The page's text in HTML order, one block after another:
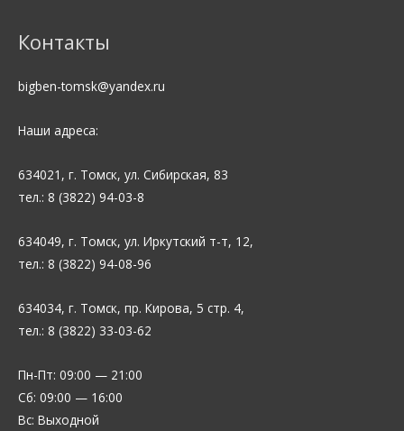
Контакты
bigben-tomsk@yandex.ru
Наши адреса:
634021, г. Томск, ул. Сибирская, 83
тел.: 8 (3822) 94-03-8
634049, г. Томск, ул. Иркутский т-т, 12,
тел.: 8 (3822) 94-08-96
634034, г. Томск, пр. Кирова, 5 стр. 4,
тел.: 8 (3822) 33-03-62
Пн-Пт: 09:00 — 21:00
Сб: 09:00 — 16:00
Вс: Выходной